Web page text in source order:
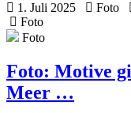
1. Juli 2025 Foto
Foto
Foto
Foto: Motive
Meer …